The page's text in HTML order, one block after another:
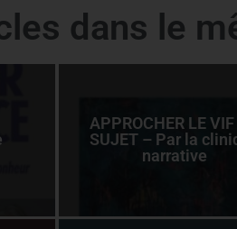
dans le
APPROCHER LE VIF
SUJET – Par la
narrative